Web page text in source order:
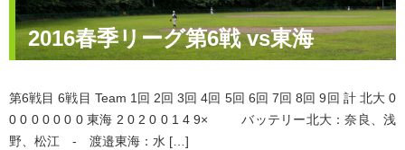
2016春季リーグ第6戦 vs東海
第6戦目 6戦目 Team 1回 2回 3回 4回 5回 6回 7回 8回 9回 計 北大 0
0 0 0 0 0 0 0 東海 2 0 2 0 0 1 4 9× バッテリー北大：奈良、浅
野、松江 - 渡邉東海：水 […]